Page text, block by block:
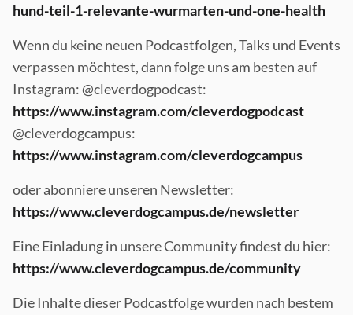
hund-teil-1-relevante-wurmarten-und-one-health
Wenn du keine neuen Podcastfolgen, Talks und Events
verpassen möchtest, dann folge uns am besten auf
Instagram: @cleverdogpodcast:
https://www.instagram.com/cleverdogpodcast
@cleverdogcampus:
https://www.instagram.com/cleverdogcampus
oder abonniere unseren Newsletter:
https://www.cleverdogcampus.de/newsletter
Eine Einladung in unsere Community findest du hier:
https://www.cleverdogcampus.de/community
Die Inhalte dieser Podcastfolge wurden nach bestem